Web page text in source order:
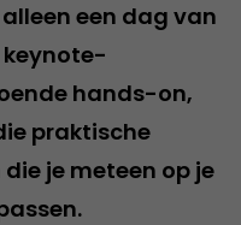
een dag van
hands-on,
praktische
je meteen op je